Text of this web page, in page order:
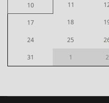
10 11
17 18
24 25
31 1 2